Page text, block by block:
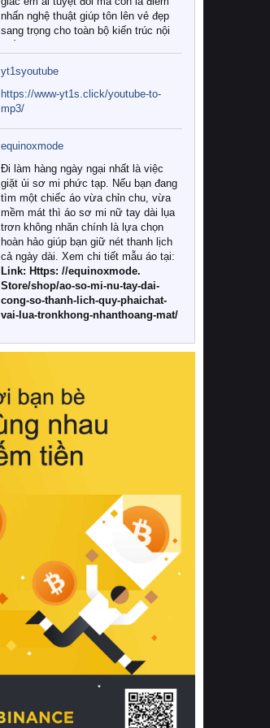
nhấn nghệ thuật giúp tôn lên vẻ đẹp
sang trọng cho toàn bộ kiến trúc nội
Tuy nhiên, giữa thị trường đa dạng
với vô vàn thương hiệu và mẫu mã
như hiện nay, làm thế nào để chọn
được những bộ chăn ga gối đệm cao
cấp thực sự chất lượng, phù hợp với
khí hậu và nhu cầu sử dụng của gia
đình? Hãy cùng chúng tôi đi tìm lời
giải đáp chi tiết qua bài viết dưới đây.
1. Tại sao các gia đình hiện đại lại ưa
chuộng chăn ga gối đệm cao cấp?
Khác với các dòng sản phẩm thông
thường, những bộ chăn ga gối đệm
cao cấp trải qua quy trình sản xuất
nghiêm ngặt từ khâu chọn lọc nguyên
liệu tự nhiên đến công nghệ dệt
nhuộm hiện đại không chứa hóa chất
này, bạn sẽ cảm nhận rõ rệt sự khác
hồi chuẩn xác của phần đệm nâng đỡ
cột sống.
Bên cạnh đó, việc lựa chọn các dòng
sản phẩm đạt chuẩn chất lượng quốc
tế còn giúp ngăn ngừa tình trạng kích
khuẩn và nấm mốc trong điều kiện
thời tiết nóng ẩm. Bạn có thể tìm hiểu
thêm các nghiên cứu khoa học về tác
động của giấc ngủ và môi trường
phòng ngủ đối với sức khỏe con
người tại Sleep Foundation (External
Link) để có cái nhìn toàn diện hơn.
2. Các tiêu chí vàng khi lựa chọn
chăn ga gối đệm cao cấp cho phòng
ngủ
Để sở hữu một bộ chăn ga gối đệm
cao cấp hoàn hảo cả về thẩm mỹ lẫn
công năng, người tiêu dùng cần cân
nhắc kỹ lưỡng các tiêu chí quan trọng
yt1syoutube
https://www-yt1s.click/youtube-to-
mp3/
equinoxmode
Đi làm hàng ngày ngại nhất là việc
giặt ủi sơ mi phức tạp. Nếu bạn đang
tìm một chiếc áo vừa chỉn chu, vừa
mềm mát thì áo sơ mi nữ tay dài lụa
trơn không nhăn chính là lựa chọn
hoàn hảo giúp bạn giữ nét thanh lịch
cả ngày dài. Xem chi tiết mẫu áo tại:
Link: Https: //equinoxmode.
Store/shop/ao-so-mi-nu-tay-dai-
cong-so-thanh-lich-quy-phaichat-
vai-lua-tronkhong-nhanthoang-mat/